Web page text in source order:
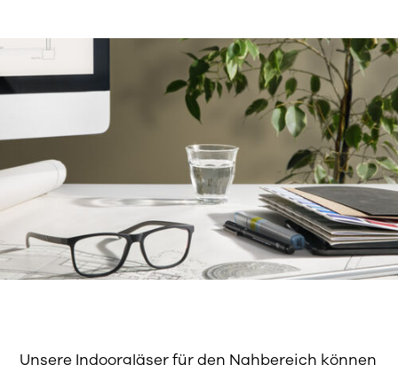
Unsere Indoorgläser für den Nahbereich können